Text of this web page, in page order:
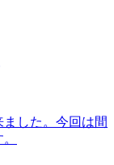
した。今回は間